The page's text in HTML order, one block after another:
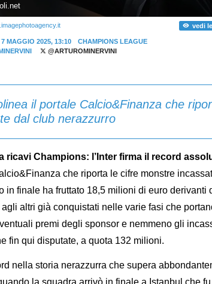
vedi
MAGGIO 2025, 13:10
CHAMPIONS LEAGUE
@ARTUROMINERVINI
il portale Calcio&Finanza che
dal club nerazzurro
ricavi Champions: l’Inter firma il record
che riporta le cifre monstre
in finale ha fruttato 18,5 milioni di euro derivanti
altri già conquistati nelle varie fasi che
premi degli sponsor e nemmeno gli
fin qui disputate, a quota 132 milioni.
nella storia nerazzurra che supera
la squadra arrivò in finale a Istanbul che